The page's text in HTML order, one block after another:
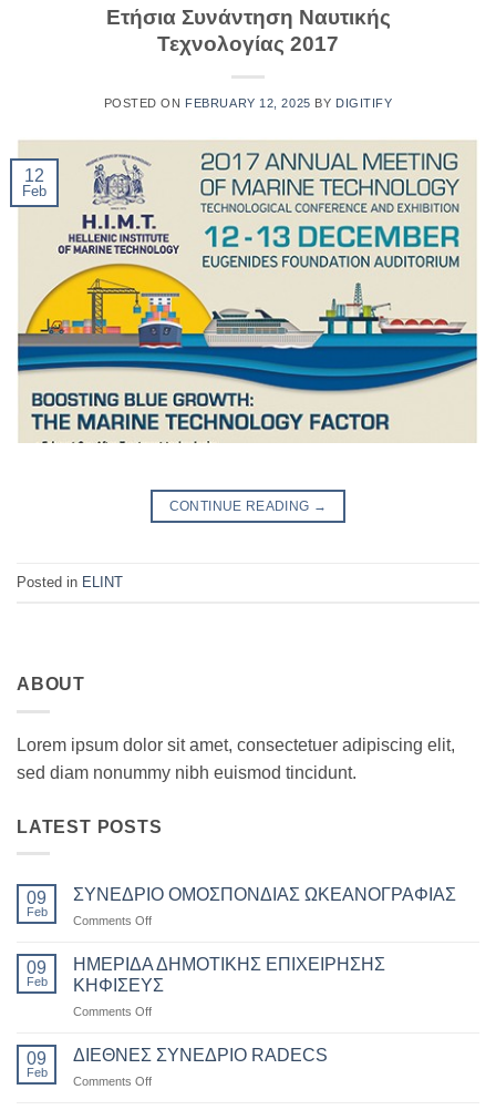
Ετήσια Συνάντηση Ναυτικής
Τεχνολογίας 2017
POSTED ON FEBRUARY 12, 2025 BY DIGITIFY
12
Feb
CONTINUE READING →
Posted in ELINT
ABOUT
Lorem ipsum dolor sit amet, consectetuer adipiscing elit,
sed diam nonummy nibh euismod tincidunt.
LATEST POSTS
09
Feb
ΣΥΝΕΔΡΙΟ ΟΜΟΣΠΟΝΔΙΑΣ ΩΚΕΑΝΟΓΡΑΦΙΑΣ
Comments Offon
ΟΜΟΣΠΟΝΔΙΑΣ
ΩΚΕΑΝΟΓΡΑΦΙΑΣ
09
Feb
ΗΜΕΡΙΔΑ ΔΗΜΟΤΙΚΗΣ ΕΠΙΧΕΙΡΗΣΗΣ
ΚΗΦΙΣΕΥΣ
Comments Offon
ΔΗΜΟΤΙΚΗΣ
09
Feb
ΔΙΕΘΝΕΣ ΣΥΝΕΔΡΙΟ RADECS
Comments Offon